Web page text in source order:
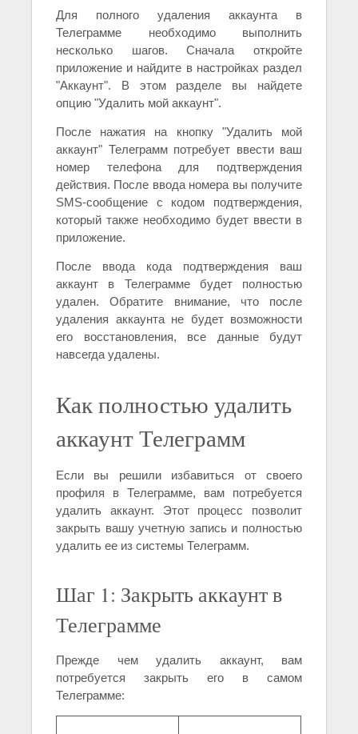
Для полного удаления аккаунта в
Телеграмме необходимо выполнить
несколько шагов. Сначала откройте
приложение и найдите в настройках раздел
"Аккаунт". В этом разделе вы найдете
опцию "Удалить мой аккаунт".
После нажатия на кнопку "Удалить мой
аккаунт" Телеграмм потребует ввести ваш
номер телефона для подтверждения
действия. После ввода номера вы получите
SMS-сообщение с кодом подтверждения,
который также необходимо будет ввести в
приложение.
После ввода кода подтверждения ваш
аккаунт в Телеграмме будет полностью
удален. Обратите внимание, что после
удаления аккаунта не будет возможности
его восстановления, все данные будут
навсегда удалены.
Как полностью удалить
аккаунт Телеграмм
Если вы решили избавиться от своего
профиля в Телеграмме, вам потребуется
удалить аккаунт. Этот процесс позволит
закрыть вашу учетную запись и полностью
удалить ее из системы Телеграмм.
Шаг 1: Закрыть аккаунт в
Телеграмме
Прежде чем удалить аккаунт, вам
потребуется закрыть его в самом
Телеграмме: